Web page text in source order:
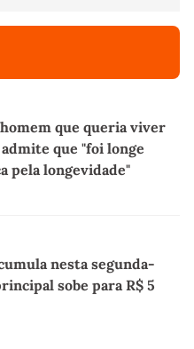
que queria viver
admite que "foi longe
pela longevidade"
nesta segunda-
sobe para R$ 5